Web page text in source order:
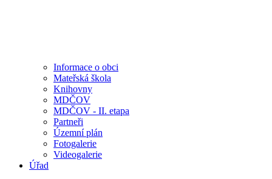
Informace o obci
Mateřská škola
Knihovny
MDČOV
MDČOV - II. etapa
Partneři
Územní plán
Fotogalerie
Videogalerie
Úřad